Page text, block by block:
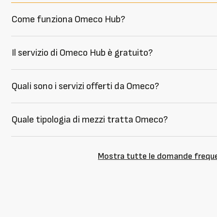
Come funziona Omeco Hub?
Il servizio di Omeco Hub è gratuito?
Quali sono i servizi offerti da Omeco?
Quale tipologia di mezzi tratta Omeco?
Mostra tutte le domande